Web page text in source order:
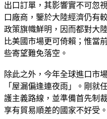
出口訂單，其影響實不可忽
口廠商，鑒於大陸經濟仍有
政策旗幟鮮明，因而都對大
比美國市場更可倚賴；惟當
些寄望難免落空。
除此之外，今年全球進口市
「屋漏偏逢連夜雨」。剛就
護主義路線，並準備首先制
享有貿易順差的國家不好受。